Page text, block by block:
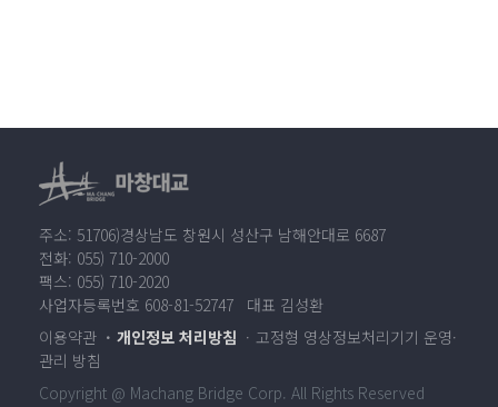
주소: 51706)경상남도 창원시 성산구 남해안대로 6687
전화: 055) 710-2000
팩스: 055) 710-2020
사업자등록번호 608-81-52747 대표 김성환
이용약관
개인정보 처리방침
고정형 영상정보처리기기 운영·
관리 방침
Copyright @ Machang Bridge Corp. All Rights Reserved